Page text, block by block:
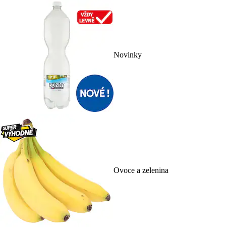
Novinky
Ovoce a zelenina